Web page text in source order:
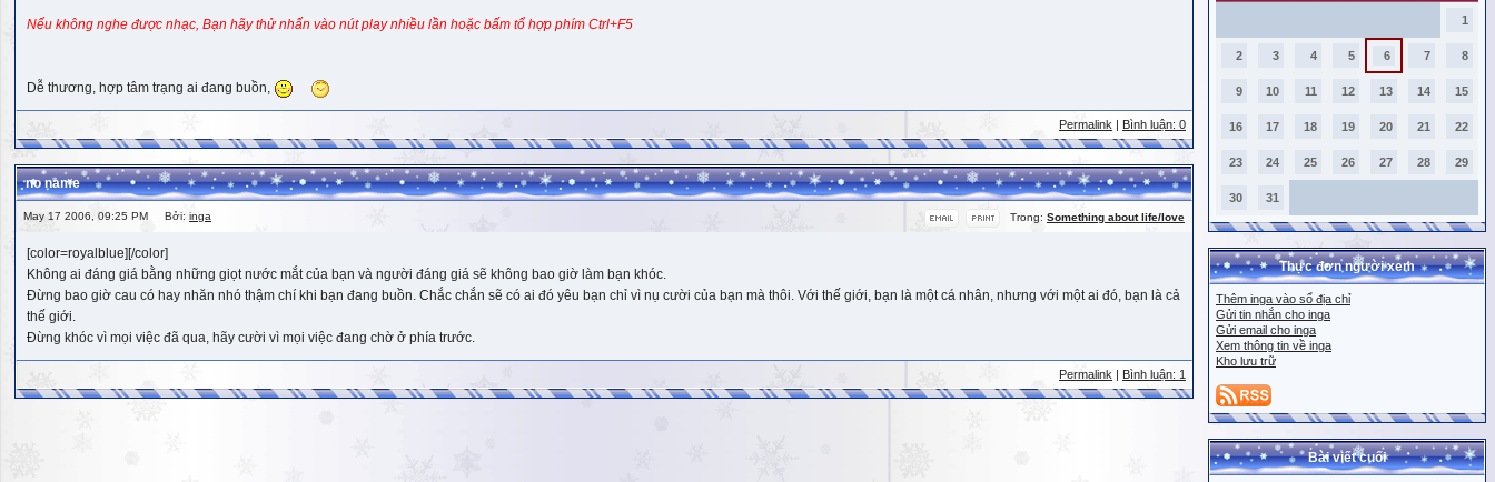
Nếu không nghe được nhạc, Bạn hãy thử nhấn vào nút play nhiều lần hoặc bấm tổ hợp phím Ctrl+F5
Dễ thương, hợp tâm trạng ai đang buồn,
Permalink Bình luận: 0
no name
Trong: Something about life/love
May 17 2006, 09:25 PM Bởi: inga
[color=royalblue][/color]
Không ai đáng giá bằng những giọt nước mắt của bạn và người đáng giá sẽ không bao giờ làm bạn khóc.
Đừng bao giờ cau có hay nhăn nhó thậm chí khi bạn đang buồn. Chắc chắn sẽ có ai đó yêu bạn chỉ vì nụ cười của bạn mà thôi. Với thế giới, bạn là một cá nhân, nhưng với một ai đó, bạn là cả
thế giới.
Đừng khóc vì mọi việc đã qua, hãy cười vì mọi việc đang chờ ở phía trước.
Permalink Bình luận: 1
1
2 3 4 5 6 7 8
9 10 11 12 13 14 15
16 17 18 19 20 21 22
23 24 25 26 27 28 29
30 31
Thực đơn người xem
Thêm inga vào sổ địa chỉ
Gửi tin nhắn cho inga
Gửi email cho inga
Xem thông tin về inga
Kho lưu trữ
Bài viết cuối